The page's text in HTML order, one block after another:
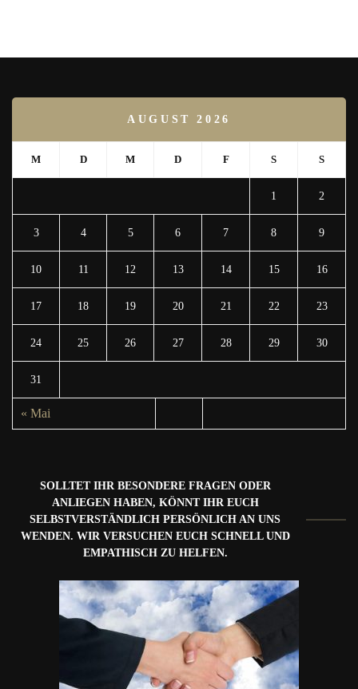
AUGUST 2026
M D M D F S S
1 2
3 4 5 6 7 8 9
10 11 12 13 14 15 16
17 18 19 20 21 22 23
24 25 26 27 28 29 30
31
« Mai
SOLLTET IHR BESONDERE FRAGEN ODER
ANLIEGEN HABEN, KÖNNT IHR EUCH
SELBSTVERSTÄNDLICH PERSÖNLICH AN UNS
WENDEN. WIR VERSUCHEN EUCH SCHNELL UND
EMPATHISCH ZU HELFEN.